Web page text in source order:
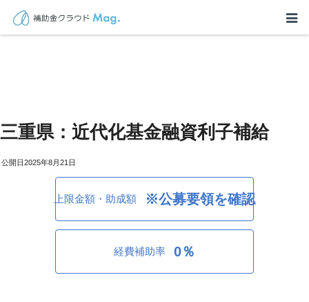
三重県：近代化基金融資利子補給
2025年8月21日
上限金額・助成額 ※公募要領を確認
経費補助率 0％